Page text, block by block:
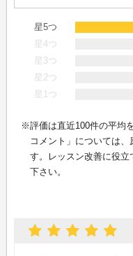
星5つ
星4つ
星3つ
星2つ
星1つ
評価は直近100件の平均
コメント」については
す。レッスン改善に役
下さい。